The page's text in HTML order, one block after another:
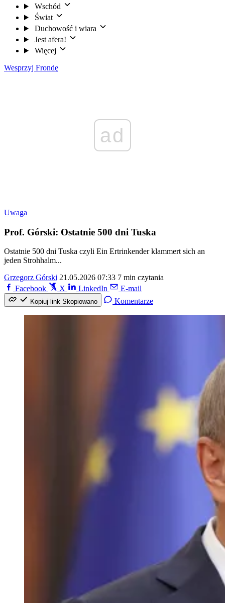
Wschód
Świat
Duchowość i wiara
Jest afera!
Więcej
Wesprzyj Frondę
ad
Uwaga
Prof. Górski: Ostatnie 500 dni Tuska
Ostatnie 500 dni Tuska czyli Ein Ertrinkender klammert sich an
jeden Strohhalm...
Grzegorz Górski 21.05.2026 07:33 7 min czytania
Facebook
X LinkedIn E-mail
Kopiuj link Skopiowano Komentarze